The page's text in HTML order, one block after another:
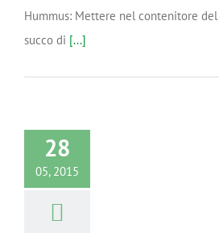
Hummus: Mettere nel contenitore
succo di [...]
28
05, 2015